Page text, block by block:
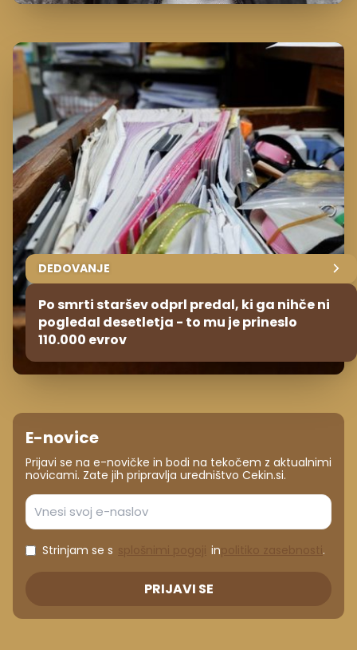
DEDOVANJE
Po smrti staršev odprl predal, ki ga nihče ni
pogledal desetletja - to mu je prineslo
110.000 evrov
E-novice
Prijavi se na e-novičke in bodi na tekočem z aktualnimi
novicami. Zate jih pripravlja uredništvo Cekin.si.
Strinjam se s in .
PRIJAVI SE